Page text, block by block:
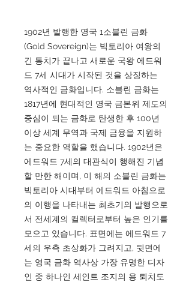
1902년 발행한 영국 1소블린 금화
(Gold Sovereign)는 빅토리아 여왕의
긴 통치가 끝나고 새로운 국왕 에드워
드 7세 시대가 시작된 것을 상징하는
역사적인 금화입니다. 소블린 금화는
1817년에 현대적인 영국 금본위 제도의
중심이 되는 금화로 탄생한 후 100년
이상 세계 무역과 국제 금융을 지원하
는 중요한 역할을 했습니다. 1902년은
에드워드 7세의 대관식이 행해진 기념
할 만한 해이며, 이 해의 소블린 금화는
빅토리아 시대부터 에드워드 아침으로
의 이행을 나타내는 최초기의 발행으로
서 전세계의 컬렉터로부터 높은 인기를
모으고 있습니다. 표면에는 에드워드 7
세의 우측 초상화가 그려지고, 뒷면에
는 영국 금화 역사상 가장 유명한 디자
인 중 하나인 세인트 조지의 용 퇴치도